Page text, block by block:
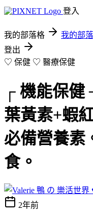
登入
我的部落格 我的部
登出
♡ 保健 ♡ 醫療保健
┌ 機能保健
葉黃素+蝦
必備營養素
食。
2年前